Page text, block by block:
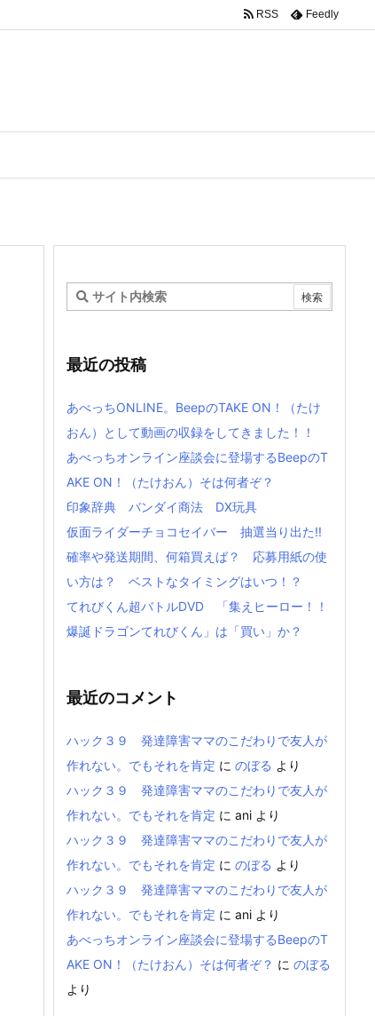
RSS Feedly
最近の投稿
あべっちONLINE。BeepのTAKE ON！（たけ
おん）として動画の収録をしてきました！！
あべっちオンライン座談会に登場するBeepのT
AKE ON！（たけおん）そは何者ぞ？
印象辞典 バンダイ商法 DX玩具
仮面ライダーチョコセイバー 抽選当り出た!!
確率や発送期間、何箱買えば？ 応募用紙の使
い方は？ ベストなタイミングはいつ！？
てれびくん超バトルDVD 「集えヒーロー！！
爆誕ドラゴンてれびくん」は「買い」か？
最近のコメント
ハック３９ 発達障害ママのこだわりで友人が
作れない。でもそれを肯定 に のぼる より
ハック３９ 発達障害ママのこだわりで友人が
作れない。でもそれを肯定 に ani より
ハック３９ 発達障害ママのこだわりで友人が
作れない。でもそれを肯定 に のぼる より
ハック３９ 発達障害ママのこだわりで友人が
作れない。でもそれを肯定 に ani より
あべっちオンライン座談会に登場するBeepのT
AKE ON！（たけおん）そは何者ぞ？ に のぼる
より